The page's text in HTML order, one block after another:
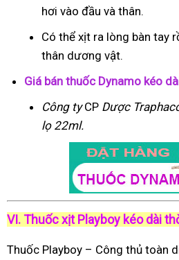
hơi vào đầu và thân.
Có thể xịt ra lòng bàn tay
thân dương vật.
Giá bán thuốc Dynamo kéo
Công tyCP Dược
lọ 22ml.
VI. Thuốc xịt Playboy kéo dài
Thuốc Playboy – Công thủ toàn